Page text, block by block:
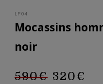
LF04
Mocassins
noir
590€ 320€